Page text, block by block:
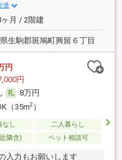
通
月 / 2階建
生駒郡斑鳩町興留６丁目
円
円
8万円
（35m2）
なし
二人暮らし
隣含) ペット相談可
入力もお願いします